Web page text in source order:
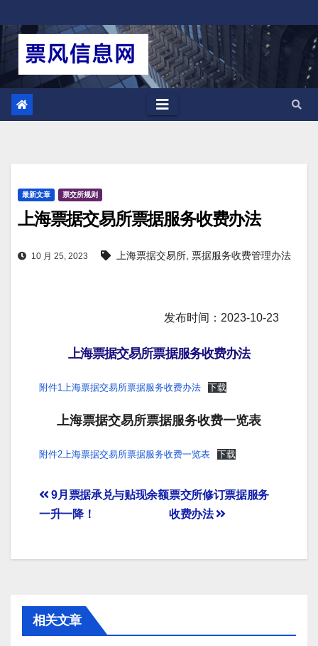
至
最新文章 票交所规则
上海票据交易所票据服务收费办法
10 月 25, 2023 上海票据交易所 票据服务收费管理办法
发布时间：2023-10-23
上海票据交易所票据服务收费办法
附件1上海票据交易所票据服务收费办法 下载
上海票据交易所票据服务收费一览表
附件2上海票据交易所票据服务收费一览表 下载
文
章
票交所修订票据服务
收费办法
9月票据承兑与贴现余额
一升一降！
相关文章